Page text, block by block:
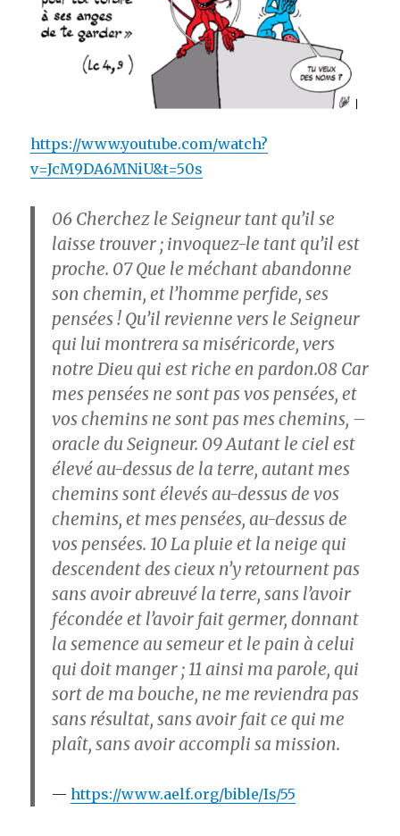
https://www.youtube.com/watch?
v=JcM9DA6MNiU&t=50s
06 Cherchez le Seigneur tant qu’il se
laisse trouver ; invoquez-le tant qu’il est
proche. 07Que le méchant abandonne
son chemin, et l’homme perfide, ses
pensées ! Qu’il revienne vers le Seigneur
qui lui montrera sa miséricorde, vers
notre Dieu qui est riche en pardon.08 Car
mes pensées ne sont pas vos pensées, et
vos chemins ne sont pas mes chemins, –
oracle du Seigneur. 09Autant le ciel est
élevé au-dessus de la terre, autant mes
chemins sont élevés au-dessus de vos
chemins, et mes pensées, au-dessus de
vos pensées. 10 La pluie et la neige qui
descendent des cieux n’y retournent pas
sans avoir abreuvé la terre, sans l’avoir
fécondée et l’avoir fait germer, donnant
la semence au semeur et le pain à celui
qui doit manger ; 11 ainsi ma parole, qui
sort de ma bouche, ne me reviendra pas
sans résultat, sans avoir fait ce qui me
plaît, sans avoir accompli sa mission.
https://www.aelf.org/bible/Is/55